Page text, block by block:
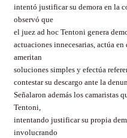
intentó justificar su demora en la
observó que
el juez ad hoc Tentoni genera
actuaciones innecesarias, actúa
ameritan
soluciones simples y efectúa
contestar su descargo ante la
Señalaron además los camaristas
Tentoni,
intentando justificar su propia
involucrando